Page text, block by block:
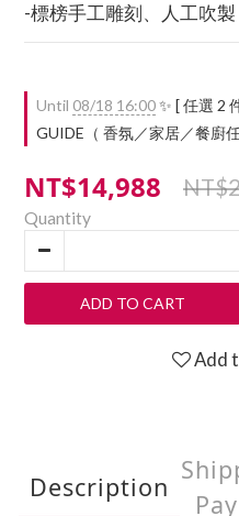
-標榜手工雕刻、人工吹製
Until 08/18 16:00✨ [ 任選 2
GUIDE（ 香氛／家居／餐廚
NT$14,988
Quantity
ADD TO CART
Add
Description